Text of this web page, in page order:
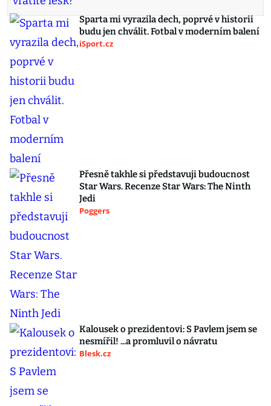
Sparta mi vyrazila dech, poprvé v historii
budu jen chválit. Fotbal v moderním balení
iSport.cz
Přesně takhle si představuji budoucnost
Star Wars. Recenze Star Wars: The Ninth
Jedi
Poggers
Kalousek o prezidentovi: S Pavlem jsem se
nesmířil! ...a promluvil o návratu
Blesk.cz